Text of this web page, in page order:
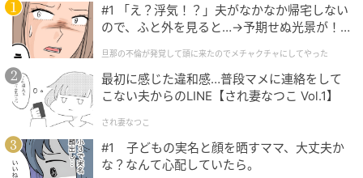
れ、私もつい男の子と女の子を比べてしまいそうにな
ります。そのときにはこの出来事を思い出し、男女関
係なくその子の成長に寄り添えるよう心がけていま
す。
著者：下野香月／30代・ライター。面倒見のいい6歳
の長男と、ひょうきんな4歳の長女、甘えじょうずな2
歳の次女を育てている元保育士ママ。在宅勤務を目指
#1 「え？浮気！？」夫がなかなか帰宅しない
ので、ふと外を見ると…→予期せぬ光景が！
クチャにしてやった
旦那の不倫が発覚して頭に来たのでメチャクチャにしてやった
最初に感じた違和感…普段マメに連絡をして
こない夫からのLINE【され妻なつこ Vol.1】
され妻なつこ
#1 子どもの実名と顔を晒すママ、大丈夫か
な？なんて心配していたら。